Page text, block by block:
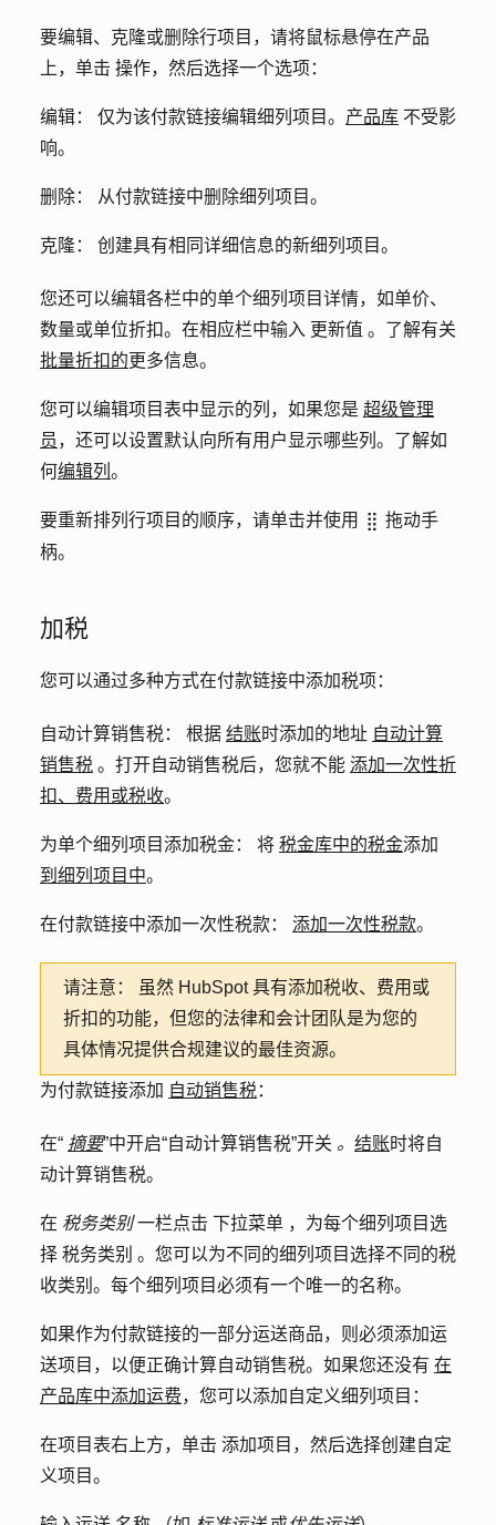
要编辑、克隆或删除行项目，请将鼠标悬停在产品
上，单击 操作，然后选择一个选项：
编辑： 仅为该付款链接编辑细列项目。 产品库 不受影
响。
删除： 从付款链接中删除细列项目。
克隆： 创建具有相同详细信息的新细列项目。
您还可以编辑各栏中的单个细列项目详情，如单价、
数量或单位折扣。在相应栏中输入 更新值 。了解有关
批量折扣的更多信息。
您可以编辑项目表中显示的列，如果您是 超级管理
员 ，还可以设置默认向所有用户显示哪些列。了解如
何编辑列 。
要重新排列行项目的顺序，请单击并使用 dragHandle 拖动手
柄。
加税
您可以通过多种方式在付款链接中添加税项：
自动计算销售税： 根据 结账时添加的地址 自动计算
销售税 。打开自动销售税后，您就不能 添加一次性折
扣、费用或税收。
为单个细列项目添加税金： 将 税金库中的税金添加
到细列项目中。
在付款链接中添加一次性税款： 添加一次性税款。
请注意：
虽然 HubSpot 具有添加税收、费用或
折扣的功能，但您的法律和会计团队是为您的
具体情况提供合规建议的最佳资源。
为付款链接添加 自动销售税 ：
在“ 摘要”中开启“自动计算销售税”开关 。 结账时将自
动计算销售税。
在 税务类别一栏点击 下拉菜单 ，为每个细列项目选
择 税务类别 。您可以为不同的细列项目选择不同的税
收类别。每个细列项目必须有一个唯一的名称。
如果作为付款链接的一部分运送商品，则必须添加运
送项目，以便正确计算自动销售税。如果您还没有 在
产品库中添加运费，您可以添加自定义细列项目：
在项目表右上方，单击 添加项目 ，然后选择创建自定
义项目。